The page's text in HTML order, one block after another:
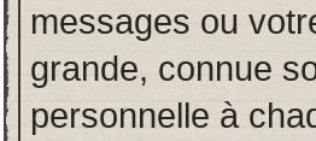
messages ou
grande, connue
personnelle à